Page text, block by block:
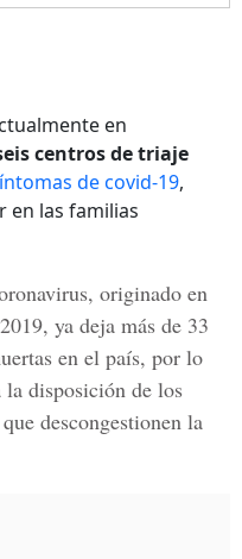
en
centros de triaje
de covid-19,
en las familias
originado en
ya deja más de 33
en el país, por lo
la disposición de los
descongestionen la